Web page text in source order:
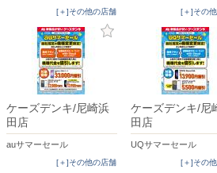
[＋]その他の店舗 [＋]その
ケーズデンキ/尼崎浜
田店
auサマーセール
[＋]その他の店舗
ケーズデンキ/尼
田店
UQサマーセール
[＋]その